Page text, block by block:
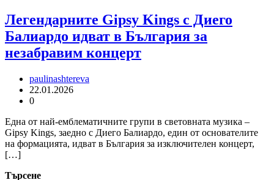
Легендарните Gipsy Kings с Диего
Балиардо идват в България за
незабравим концерт
paulinashtereva
22.01.2026
0
Една от най-емблематичните групи в световната музика –
Gipsy Kings, заедно с Диего Балиардо, един от основателите
на формацията, идват в България за изключителен концерт,
[…]
Търсене